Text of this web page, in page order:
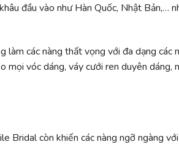
đầu vào như Hàn Quốc, Nhật Bản,…
làm các nàng thất vọng với đa dạng các
mọi vóc dáng, váy cưới ren duyên dáng,
Bridal còn khiến các nàng ngỡ ngàng